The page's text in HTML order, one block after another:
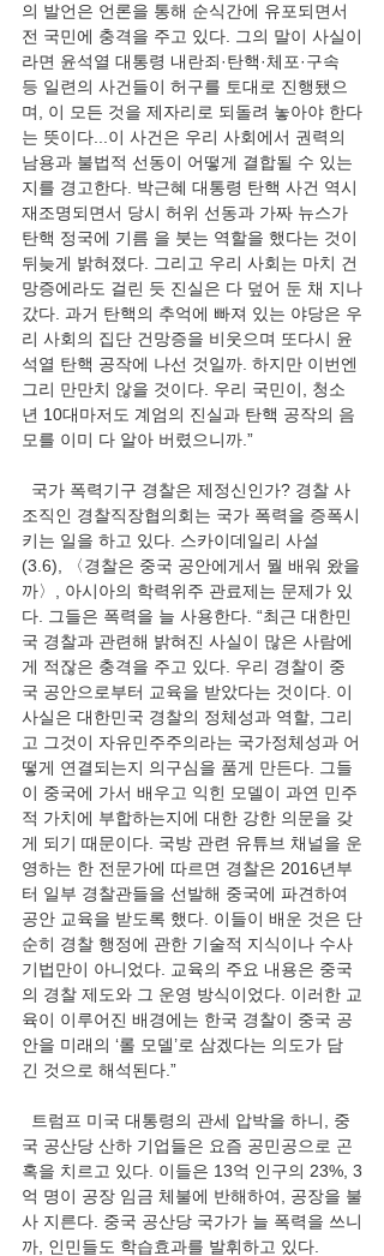
의 발언은 언론을 통해 순식간에 유포되면서
전 국민에 충격을 주고 있다. 그의 말이 사실이
라면 윤석열 대통령 내란죄·탄핵·체포·구속
등 일련의 사건들이 허구를 토대로 진행됐으
며, 이 모든 것을 제자리로 되돌려 놓아야 한다
는 뜻이다...이 사건은 우리 사회에서 권력의
남용과 불법적 선동이 어떻게 결합될 수 있는
지를 경고한다. 박근혜 대통령 탄핵 사건 역시
재조명되면서 당시 허위 선동과 가짜 뉴스가
탄핵 정국에 기름 을 붓는 역할을 했다는 것이
뒤늦게 밝혀졌다. 그리고 우리 사회는 마치 건
망증에라도 걸린 듯 진실은 다 덮어 둔 채 지나
갔다. 과거 탄핵의 추억에 빠져 있는 야당은 우
리 사회의 집단 건망증을 비웃으며 또다시 윤
석열 탄핵 공작에 나선 것일까. 하지만 이번엔
그리 만만치 않을 것이다. 우리 국민이, 청소
년 10대마저도 계엄의 진실과 탄핵 공작의 음
모를 이미 다 알아 버렸으니까.”
국가 폭력기구 경찰은 제정신인가? 경찰 사
조직인 경찰직장협의회는 국가 폭력을 증폭시
키는 일을 하고 있다. 스카이데일리 사설
(3.6), 〈경찰은 중국 공안에게서 뭘 배워 왔을
까〉, 아시아의 학력위주 관료제는 문제가 있
다. 그들은 폭력을 늘 사용한다. “최근 대한민
국 경찰과 관련해 밝혀진 사실이 많은 사람에
게 적잖은 충격을 주고 있다. 우리 경찰이 중
국 공안으로부터 교육을 받았다는 것이다. 이
사실은 대한민국 경찰의 정체성과 역할, 그리
고 그것이 자유민주주의라는 국가정체성과 어
떻게 연결되는지 의구심을 품게 만든다. 그들
이 중국에 가서 배우고 익힌 모델이 과연 민주
적 가치에 부합하는지에 대한 강한 의문을 갖
게 되기 때문이다. 국방 관련 유튜브 채널을 운
영하는 한 전문가에 따르면 경찰은 2016년부
터 일부 경찰관들을 선발해 중국에 파견하여
공안 교육을 받도록 했다. 이들이 배운 것은 단
순히 경찰 행정에 관한 기술적 지식이나 수사
기법만이 아니었다. 교육의 주요 내용은 중국
의 경찰 제도와 그 운영 방식이었다. 이러한 교
육이 이루어진 배경에는 한국 경찰이 중국 공
안을 미래의 ‘롤 모델’로 삼겠다는 의도가 담
긴 것으로 해석된다.”
트럼프 미국 대통령의 관세 압박을 하니, 중
국 공산당 산하 기업들은 요즘 공민공으로 곤
혹을 치르고 있다. 이들은 13억 인구의 23%, 3
억 명이 공장 임금 체불에 반해하여, 공장을 불
사 지른다. 중국 공산당 국가가 늘 폭력을 쓰니
까, 인민들도 학습효과를 발휘하고 있다.